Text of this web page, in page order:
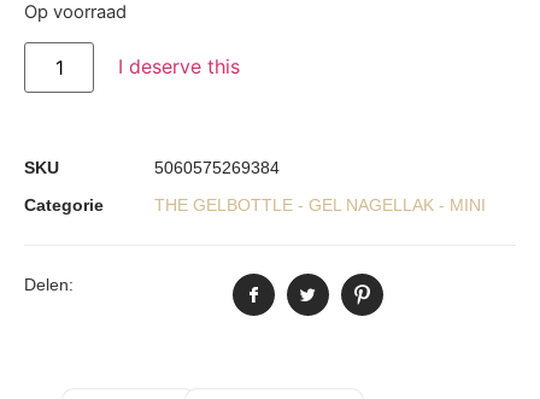
Op voorraad
I deserve this
SKU
5060575269384
Categorie
THE GELBOTTLE - GEL NAGELLAK - MINI
Delen: